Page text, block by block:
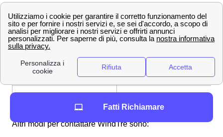
✔ Modalità per contattare Wind-Tre
800 900 134
Numero Verde
[email protected] Indirizzo mail per PEC
Altri modi per contattare WindTre sono:
Fatti Richiamare